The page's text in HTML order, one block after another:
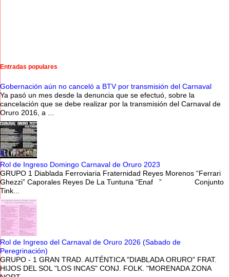
Entradas populares
Gobernación aún no canceló a BTV por transmisión del Carnaval
Ya pasó un mes desde la denuncia que se efectuó, sobre la
cancelación que se debe realizar por la transmisión del Carnaval de
Oruro 2016, a ...
Rol de Ingreso Domingo Carnaval de Oruro 2023
GRUPO 1 Diablada Ferroviaria Fraternidad Reyes Morenos “Ferrari
Ghezzi” Caporales Reyes De La Tuntuna “Enaf ” Conjunto
Tink...
Rol de Ingreso del Carnaval de Oruro 2026 (Sabado de
Peregrinación)
GRUPO - 1 GRAN TRAD. AUTÉNTICA "DIABLADA ORURO" FRAT.
HIJOS DEL SOL "LOS INCAS" CONJ. FOLK. "MORENADA ZONA